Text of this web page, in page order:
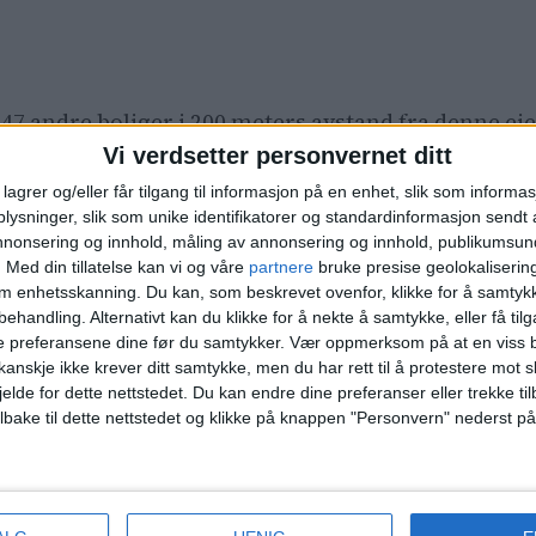
Vi verdsetter personvernet ditt
og/eller får tilgang til informasjon på en enhet, slik som
slik som unike identifikatorer og standardinformasjon sendt
og innhold, måling av annonsering og innhold,
Med din tillatelse kan vi og våre partnere bruke presise
enhetsskanning. Du kan, som beskrevet ovenfor, klikke for å
Alternativt kan du klikke for å nekte å samtykke, eller få
preferansene dine før du samtykker. Vær oppmerksom på at en viss
ikke krever ditt samtykke, men du har rett til å protestere mot
for dette nettstedet. Du kan endre dine preferanser eller trekke
til dette nettstedet og klikke på knappen "Personvern" nederst på
andre boliger i 200 meters avstand fra denne
kroner.
i nærområdet?Du finner alle de siste salgene i
2. Bertrand Narvesens vei 13, 16.760.000
, 13.100.000 kroner 5.Malerhaugveien 26D,
listen.